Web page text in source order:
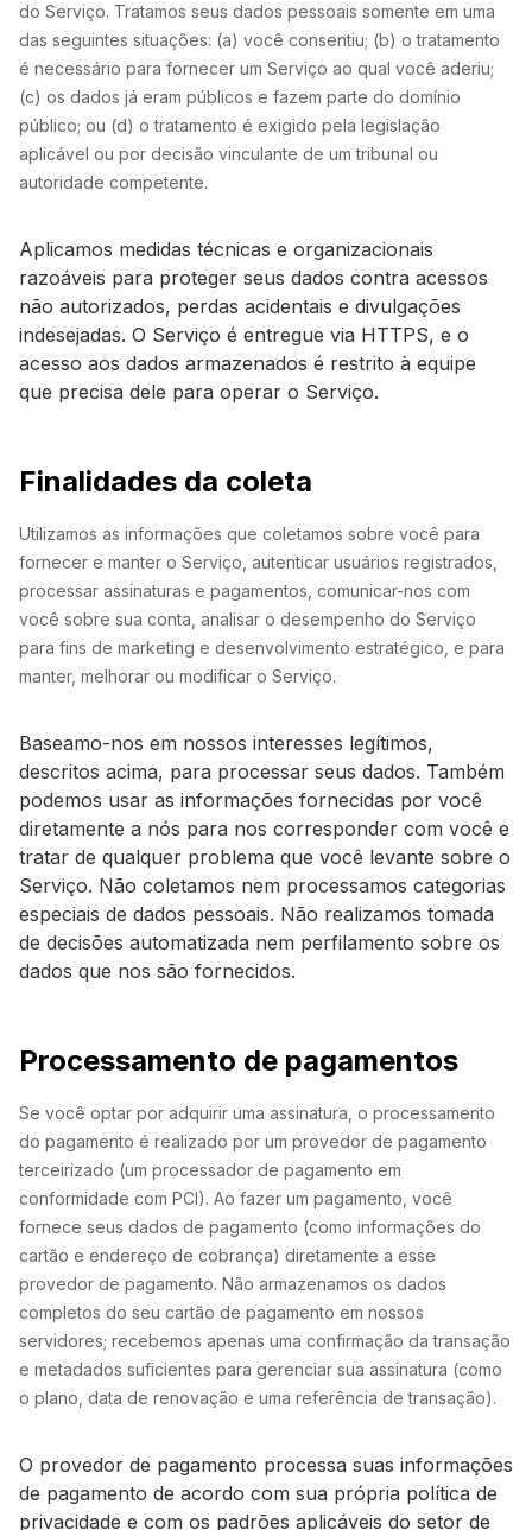
do Serviço. Tratamos seus dados pessoais somente em uma
das seguintes situações: (a) você consentiu; (b) o tratamento
é necessário para fornecer um Serviço ao qual você aderiu;
(c) os dados já eram públicos e fazem parte do domínio
público; ou (d) o tratamento é exigido pela legislação
aplicável ou por decisão vinculante de um tribunal ou
autoridade competente.
Aplicamos medidas técnicas e organizacionais
razoáveis para proteger seus dados contra acessos
não autorizados, perdas acidentais e divulgações
indesejadas. O Serviço é entregue via HTTPS, e o
acesso aos dados armazenados é restrito à equipe
que precisa dele para operar o Serviço.
Finalidades da coleta
Utilizamos as informações que coletamos sobre você para
fornecer e manter o Serviço, autenticar usuários registrados,
processar assinaturas e pagamentos, comunicar-nos com
você sobre sua conta, analisar o desempenho do Serviço
para fins de marketing e desenvolvimento estratégico, e para
manter, melhorar ou modificar o Serviço.
Baseamo-nos em nossos interesses legítimos,
descritos acima, para processar seus dados. Também
podemos usar as informações fornecidas por você
diretamente a nós para nos corresponder com você e
tratar de qualquer problema que você levante sobre o
Serviço. Não coletamos nem processamos categorias
especiais de dados pessoais. Não realizamos tomada
de decisões automatizada nem perfilamento sobre os
dados que nos são fornecidos.
Processamento de pagamentos
Se você optar por adquirir uma assinatura, o processamento
do pagamento é realizado por um provedor de pagamento
terceirizado (um processador de pagamento em
conformidade com PCI). Ao fazer um pagamento, você
fornece seus dados de pagamento (como informações do
cartão e endereço de cobrança) diretamente a esse
provedor de pagamento. Não armazenamos os dados
completos do seu cartão de pagamento em nossos
servidores; recebemos apenas uma confirmação da transação
e metadados suficientes para gerenciar sua assinatura (como
o plano, data de renovação e uma referência de transação).
O provedor de pagamento processa suas informações
de pagamento de acordo com sua própria política de
privacidade e com os padrões aplicáveis do setor de